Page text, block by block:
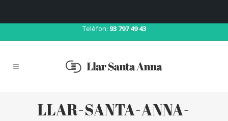
Telèfon: 93 797 49 43
LLAR-SANTA-ANNA-